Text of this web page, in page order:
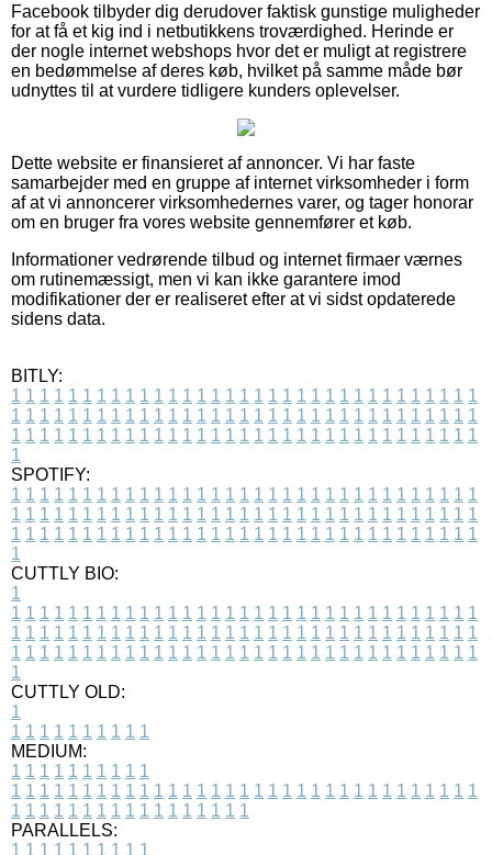
Facebook tilbyder dig derudover faktisk gunstige muligheder
for at få et kig ind i netbutikkens troværdighed. Herinde er
der nogle internet webshops hvor det er muligt at registrere
en bedømmelse af deres køb, hvilket på samme måde bør
udnyttes til at vurdere tidligere kunders oplevelser.
Dette website er finansieret af annoncer. Vi har faste
samarbejder med en gruppe af internet virksomheder i form
af at vi annoncerer virksomhedernes varer, og tager honorar
om en bruger fra vores website gennemfører et køb.
Informationer vedrørende tilbud og internet firmaer værnes
om rutinemæssigt, men vi kan ikke garantere imod
modifikationer der er realiseret efter at vi sidst opdaterede
sidens data.
BITLY:
1 1 1 1 1 1 1 1 1 1 1 1 1 1 1 1 1 1 1 1 1 1 1 1 1 1 1 1 1 1 1 1 1
1 1 1 1 1 1 1 1 1 1 1 1 1 1 1 1 1 1 1 1 1 1 1 1 1 1 1 1 1 1 1 1 1
1 1 1 1 1 1 1 1 1 1 1 1 1 1 1 1 1 1 1 1 1 1 1 1 1 1 1 1 1 1 1 1 1
1
SPOTIFY:
1 1 1 1 1 1 1 1 1 1 1 1 1 1 1 1 1 1 1 1 1 1 1 1 1 1 1 1 1 1 1 1 1
1 1 1 1 1 1 1 1 1 1 1 1 1 1 1 1 1 1 1 1 1 1 1 1 1 1 1 1 1 1 1 1 1
1 1 1 1 1 1 1 1 1 1 1 1 1 1 1 1 1 1 1 1 1 1 1 1 1 1 1 1 1 1 1 1 1
1
CUTTLY BIO:
1
1 1 1 1 1 1 1 1 1 1 1 1 1 1 1 1 1 1 1 1 1 1 1 1 1 1 1 1 1 1 1 1 1
1 1 1 1 1 1 1 1 1 1 1 1 1 1 1 1 1 1 1 1 1 1 1 1 1 1 1 1 1 1 1 1 1
1 1 1 1 1 1 1 1 1 1 1 1 1 1 1 1 1 1 1 1 1 1 1 1 1 1 1 1 1 1 1 1 1
1
CUTTLY OLD:
1
1 1 1 1 1 1 1 1 1 1
MEDIUM:
1 1 1 1 1 1 1 1 1 1
1 1 1 1 1 1 1 1 1 1 1 1 1 1 1 1 1 1 1 1 1 1 1 1 1 1 1 1 1 1 1 1 1
1 1 1 1 1 1 1 1 1 1 1 1 1 1 1 1 1
PARALLELS:
1 1 1 1 1 1 1 1 1 1